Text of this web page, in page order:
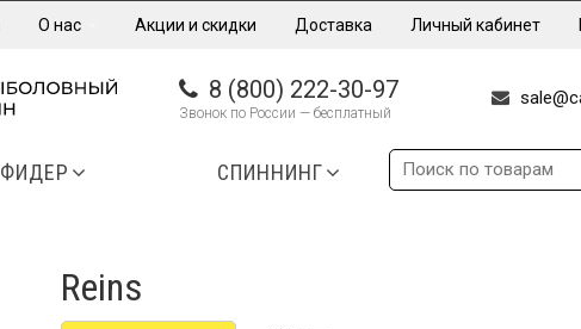
О нас Акции и скидки Доставка Личный кабинет
8 (800) 222-30-97
Звонок по России — бесплатный
ФИДЕР СПИННИНГ
Reins